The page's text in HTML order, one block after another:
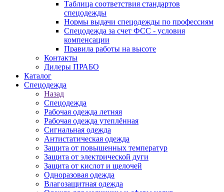
Таблица соответствия стандартов
спецодежды
Нормы выдачи спецодежды по профессиям
Спецодежда за счет ФСС - условия
компенсации
Правила работы на высоте
Контакты
Дилеры ПРАБО
Каталог
Спецодежда
Назад
Спецодежда
Рабочая одежда летняя
Рабочая одежда утеплённая
Сигнальная одежда
Антистатическая одежда
Защита от повышенных температур
Защита от электрической дуги
Защита от кислот и щелочей
Одноразовая одежда
Влагозащитная одежда